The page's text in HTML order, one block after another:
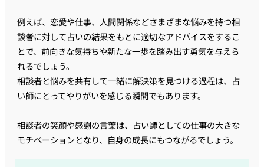
例えば、恋愛や仕事、人間関係などさまざまな悩みを持つ相
談者に対して占いの結果をもとに適切なアドバイスをするこ
とで、前向きな気持ちや新たな一歩を踏み出す勇気を与えら
れるでしょう。
相談者と悩みを共有して一緒に解決策を見つける過程は、占
い師にとってやりがいを感じる瞬間でもあります。
相談者の笑顔や感謝の言葉は、占い師としての仕事の大きな
モチベーションとなり、自身の成長にもつながるでしょう。